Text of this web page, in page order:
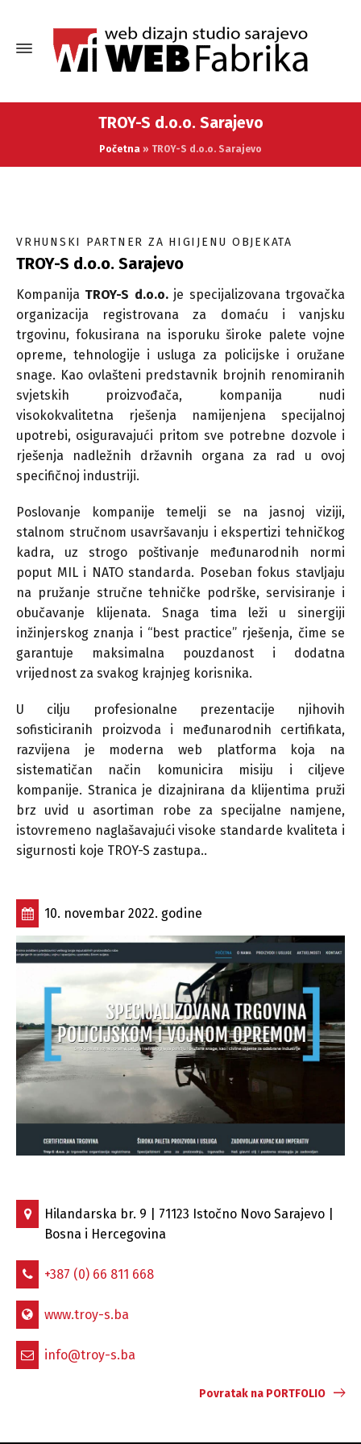
TROY-S d.o.o. Sarajevo
Početna » TROY-S d.o.o. Sarajevo
VRHUNSKI PARTNER ZA HIGIJENU OBJEKATA
TROY-S d.o.o. Sarajevo
Kompanija TROY-S d.o.o.je specijalizovana trgovačka
organizacija registrovana za domaću i vanjsku
trgovinu, fokusirana na isporuku široke palete vojne
opreme, tehnologije i usluga za policijske i oružane
snage. Kao ovlašteni predstavnik brojnih renomiranih
svjetskih proizvođača, kompanija nudi
visokokvalitetna rješenja namijenjena specijalnoj
upotrebi, osiguravajući pritom sve potrebne dozvole i
rješenja nadležnih državnih organa za rad u ovoj
specifičnoj industriji.
Poslovanje kompanije temelji se na jasnoj viziji,
stalnom stručnom usavršavanju i ekspertizi tehničkog
kadra, uz strogo poštivanje međunarodnih normi
poput MIL i NATO standarda. Poseban fokus stavljaju
na pružanje stručne tehničke podrške, servisiranje i
obučavanje klijenata. Snaga tima leži u sinergiji
inžinjerskog znanja i “best practice” rješenja, čime se
garantuje maksimalna pouzdanost i dodatna
vrijednost za svakog krajnjeg korisnika.
U cilju profesionalne prezentacije njihovih
sofisticiranih proizvoda i međunarodnih certifikata,
razvijena je moderna web platforma koja na
sistematičan način komunicira misiju i ciljeve
kompanije. Stranica je dizajnirana da klijentima pruži
brz uvid u asortiman robe za specijalne namjene,
istovremeno naglašavajući visoke standarde kvaliteta i
sigurnosti koje TROY-S zastupa..
10. novembar 2022. godine
Hilandarska br. 9 | 71123 Istočno Novo Sarajevo |
Bosna i Hercegovina
+387 (0) 66 811 668
www.troy-s.ba
info@troy-s.ba
Povratak na PORTFOLIO